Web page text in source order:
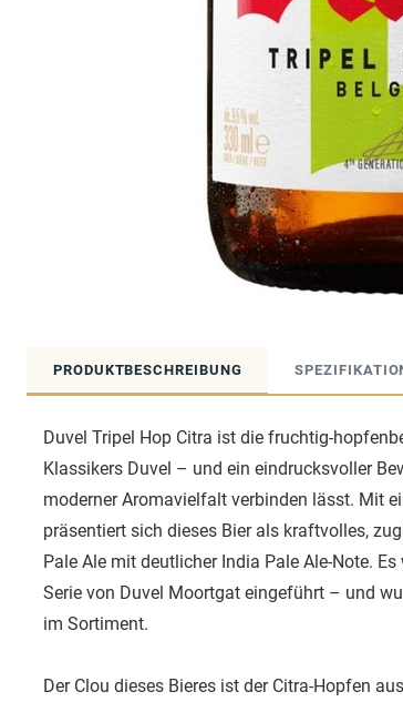
PRODUKTBESCHREIBUNG
Duvel Tripel Hop Citra ist die fruchtig-
Klassikers Duvel – und ein eindrucksvoller
moderner Aromavielfalt verbinden lässt. Mit
präsentiert sich dieses Bier als kraftvolles,
Pale Ale mit deutlicher India Pale Ale-Note.
Serie von Duvel Moortgat eingeführt – und
im Sortiment.
Der Clou dieses Bieres ist der Citra-Hopfen